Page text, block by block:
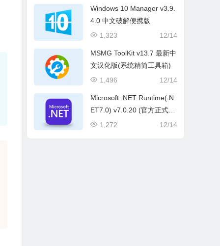
Windows 10 Manager v3.9.
4.0 中文破解便携版
12/14
1,323
MSMG ToolKit v13.7 最新中
文汉化版(系统精简工具箱)
12/14
1,496
Microsoft .NET Runtime(.N
ET7.0) v7.0.20 (官方正式
版)
12/14
1,272